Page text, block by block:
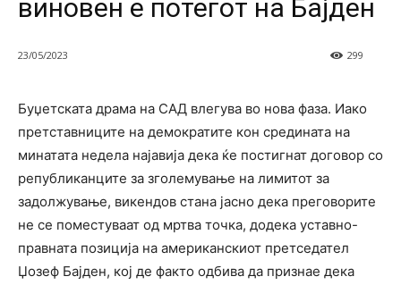
виновен е потегот на Бајден
23/05/2023 299
Буџетската драма на САД влегува во нова фаза. Иако
претставниците на демократите кон средината на
минатата недела најавија дека ќе постигнат договор со
републиканците за зголемување на лимитот за
задолжување, викендов стана јасно дека преговорите
не се поместуваат од мртва точка, додека уставно-
правната позиција на американскиот претседател
Џозеф Бајден, кој де факто одбива да признае дека